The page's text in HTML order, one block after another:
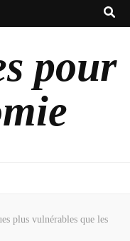
pour
plus vulnérables que les